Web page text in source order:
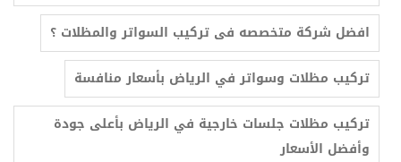
افضل شركة متخصصه فى تركيب السواتر والمظلات ؟
تركيب مظلات وسواتر في الرياض بأسعار منافسة
تركيب مظلات جلسات خارجية في الرياض بأعلى جودة
وأفضل الأسعار